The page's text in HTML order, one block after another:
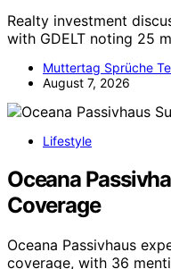
Realty investment
with GDELT noting 25
Muttertag Sprüche
August 7, 2026
Lifestyle
Oceana
Coverage
Oceana Passivhaus
coverage, with 36